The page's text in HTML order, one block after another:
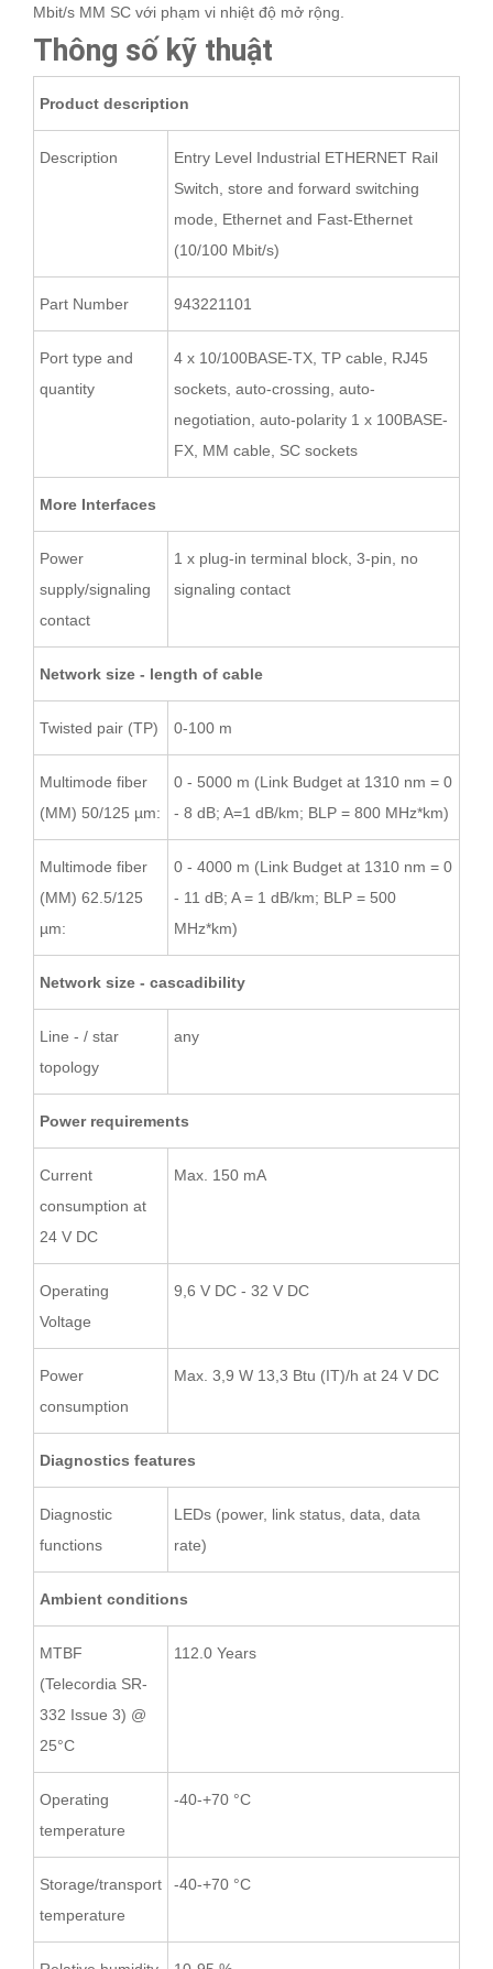
Mbit/s MM SC với phạm vi nhiệt độ mở rộng.
Thông số kỹ thuật
Product description
Description
Entry Level Industrial ETHERNET Rail
Switch, store and forward switching
mode, Ethernet and Fast-Ethernet
(10/100 Mbit/s)
Part Number 943221101
Port type and
quantity
4 x 10/100BASE-TX, TP cable, RJ45
sockets, auto-crossing, auto-
negotiation, auto-polarity 1 x 100BASE-
FX, MM cable, SC sockets
More Interfaces
Power
supply/signaling
contact
1 x plug-in terminal block, 3-pin, no
signaling contact
Network size - length of cable
Twisted pair (TP) 0-100 m
Multimode fiber
(MM) 50/125 µm:
0 - 5000 m (Link Budget at 1310 nm = 0
- 8 dB; A=1 dB/km; BLP = 800 MHz*km)
Multimode fiber
(MM) 62.5/125
µm:
0 - 4000 m (Link Budget at 1310 nm = 0
- 11 dB; A = 1 dB/km; BLP = 500
MHz*km)
Network size - cascadibility
Line - / star
topology
any
Power requirements
Current
consumption at
24 V DC
Max. 150 mA
Operating
Voltage
9,6 V DC - 32 V DC
Power
consumption
Max. 3,9 W 13,3 Btu (IT)/h at 24 V DC
Diagnostics features
Diagnostic
functions
LEDs (power, link status, data, data
rate)
Ambient conditions
MTBF
(Telecordia SR-
332 Issue 3) @
25°C
112.0 Years
Operating
temperature
-40-+70 °C
Storage/transport
temperature
-40-+70 °C